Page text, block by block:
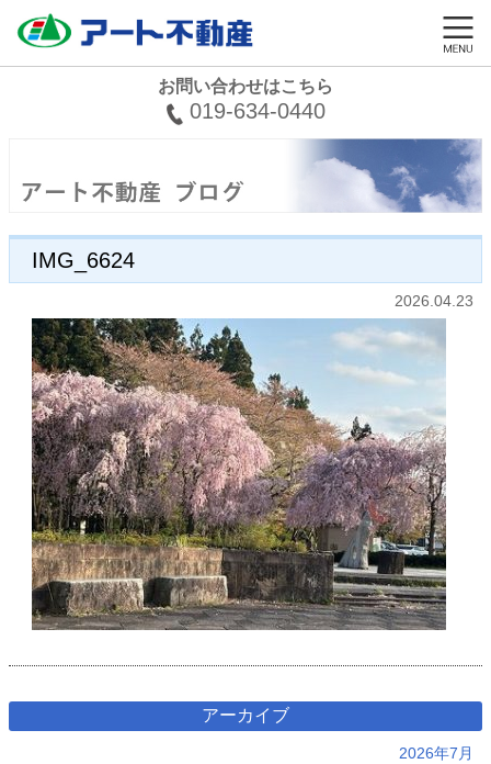
お問い合わせはこちら
019-634-0440
IMG_6624
2026.04.23
アーカイブ
2026年7月